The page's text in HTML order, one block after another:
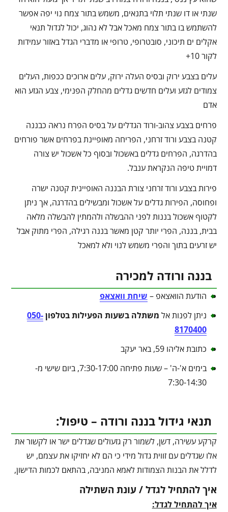
שנתי או דו שנתי תלוי בתנאים, משמש בתור צמח נוי יפה אפשר
להשתמש בו בתור צמח מאכל אבל לא נהוג, יכול לגדול תנאי
אקלים ים תיכוני, סובטרופי, טרופי או מדברי הגדל באזור עמידות
לקור 10+
עלים בצבע ירוק ובסיס העלה ירוק, עלים ארוכים ככפות, העלים
צמודים לגזע ועלים חדשים גדלים מהחלק הפנימי, צבע הגזע הוא
אדם
פרחים בצבע צהוב-ורוד הגדלים על בסיס הפרח נראה כבננה
קטנה בצבע ורוד זרחני, הפריחה מאופיינת בפרחים אשר פורחים
בהדרגה, הפרחים גדלים באשכול ובסוף כל אשכול יש צורה
דמויית טיפה הנקראת ענבל.
פירות בצבע ורוד זרחני צורת הבננה האופיינית קטנה ישרה
ופחוסה, הפירות גדלים על אשכול ומבשילים בהדרגה, אך ניתן
לקטוף אשכול בננות לפני ההבשלה ולהמתין להבשלה מלאה
בבית, בננה, הפרי יותר קטן מאשר בננה רגילה, הפרי מתוק אבל
יש זרעים בתוך והפרי משמש לנוי ולא למאכל
בננה ורודה למכירה
הודעת הוואצאפ – שיחת וואצאפ
ניתן לפנות אל משתלה בשעות הפעילות בטלפון050-
8170400
כתובת אליהו 59, באר יעקב
בימים א'-ה' – שעות פתיחה 7:30-17:00, ביום שישי מ-
7:30-14:30
תנאי גידול בננה ורודה – טיפול:
קרקע עשירה, דשן, לשמור רק גזעולים שגדלים ישר או לקשור את
אלו שגדלים עם זווית גדול מידי כי הם לא יחזיקו את עצמם, יש
לדלל את הבנות הצמודות לאמא המניבה, בהתאם לכמות הדישון,
איך להתחיל לגדל / עונת השתילה
איך להתחיל לגדל: